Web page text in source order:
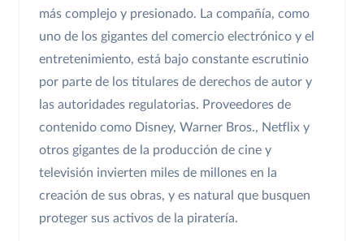
más complejo y presionado. La compañía, como
uno de los gigantes del comercio electrónico y el
entretenimiento, está bajo constante escrutinio
por parte de los titulares de derechos de autor y
las autoridades regulatorias. Proveedores de
contenido como Disney, Warner Bros., Netflix y
otros gigantes de la producción de cine y
televisión invierten miles de millones en la
creación de sus obras, y es natural que busquen
proteger sus activos de la piratería.